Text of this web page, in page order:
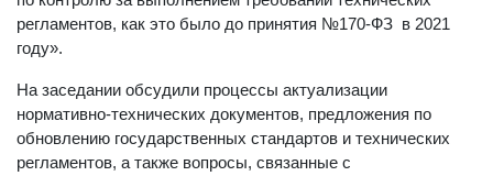
регламентов, как это было до принятия №170-ФЗ в 2021
году».
На заседании обсудили процессы актуализации
нормативно-технических документов, предложения по
обновлению государственных стандартов и технических
регламентов, а также вопросы, связанные с